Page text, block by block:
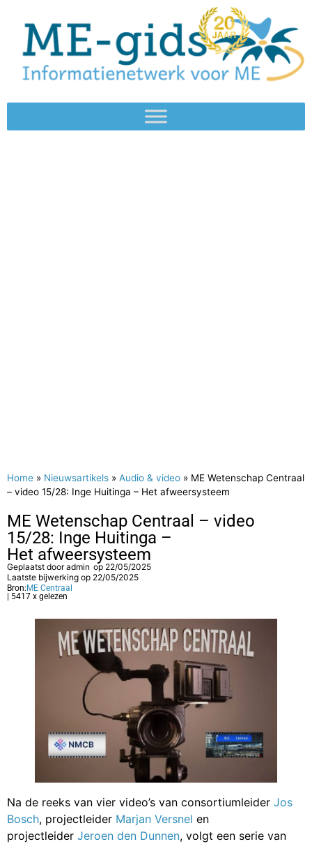
Home » Nieuwsartikels » Audio & video » ME Wetenschap Centraal
– video 15/28: Inge Huitinga – Het afweersysteem
ME Wetenschap Centraal – video
15/28: Inge Huitinga –
Het afweersysteem
Geplaatst dooradmin op 22/05/2025
Laatste bijwerking op 22/05/2025
Bron: ME Centraal
| 5417 x gelezen
Na de reeks van vier video’s van consortiumleider Jos
Bosch, projectleider Marjan Versnel en
projectleider Jeroen den Dunnen, volgt een serie van